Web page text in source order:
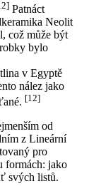
Patnáct
Neolit
což může být
bylo
v Egyptě
nález jako
[12]
od
z Lineární
pro
formách: jako
svých listů.